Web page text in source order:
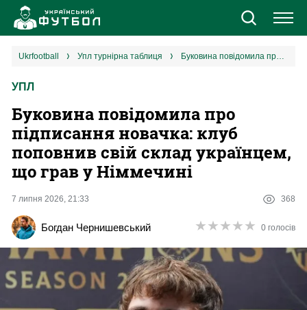
Новини
Єврокубки
УПЛ
2 ліга
Різне
Букмекери
ukrfootball упл турнірна таблиця Буковина повідомила про підписання новачка: клуб поповнив свій склад українцем, що грав у Німмечині
УПЛ
Буковина повідомила про
підписання новачка: клуб
поповнив свій склад українцем,
що грав у Німмечині
7 липня 2026, 21:33 368
Богдан Чернишевський ★★★★★
★★★★★ 0 голосів